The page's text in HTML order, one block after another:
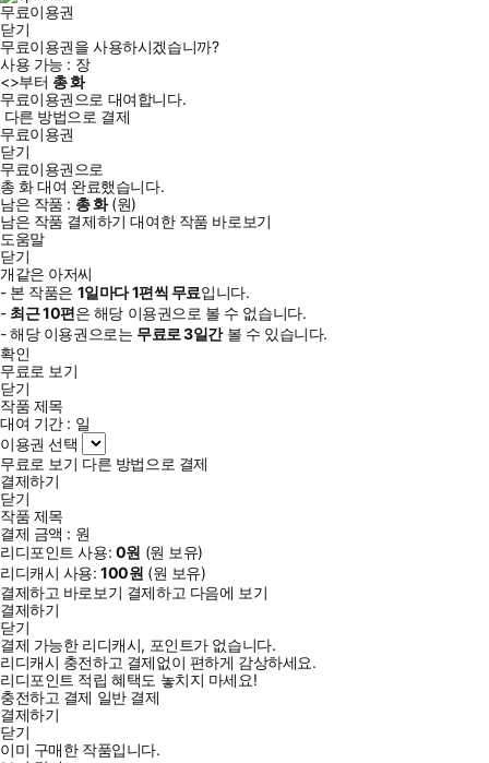
무료이용권
닫기
무료이용권을 사용하시겠습니까?
사용 가능 : 장
<>부터 총화
무료이용권으로 대여합니다.
다른 방법으로 결제
무료이용권
닫기
무료이용권으로
총 화대여 완료했습니다.
남은 작품 : 총화(원)
남은 작품 결제하기 대여한 작품 바로보기
도움말
닫기
개같은 아저씨
- 본 작품은 1일마다1편씩 무료입니다.
- 최근10편은 해당 이용권으로 볼 수 없습니다.
- 해당 이용권으로는 무료로3일간볼 수 있습니다.
확인
무료로 보기
닫기
작품 제목
대여 기간 : 일
이용권 선택
무료로 보기 다른 방법으로 결제
결제하기
닫기
작품 제목
결제 금액 : 원
리디포인트 사용: 0원 (원 보유)
리디캐시 사용:100원 (원 보유)
결제하고 바로보기 결제하고 다음에 보기
결제하기
닫기
결제 가능한 리디캐시, 포인트가 없습니다.
리디캐시 충전하고 결제없이 편하게 감상하세요.
리디포인트 적립 혜택도 놓치지 마세요!
충전하고 결제 일반 결제
결제하기
닫기
이미 구매한 작품입니다.